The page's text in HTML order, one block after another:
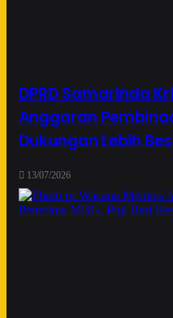
DPRD Samarinda
Anggaran
Dukungan Lebih
13/07/2026